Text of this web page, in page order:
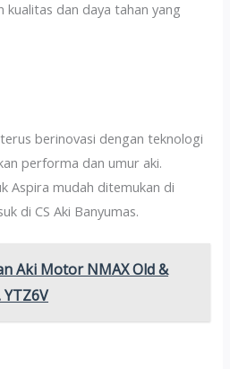
kualitas dan daya tahan yang
berinovasi dengan teknologi
performa dan umur aki.
Aspira mudah ditemukan di
di CS Aki Banyumas.
Aki Motor NMAX Old &
YTZ6V